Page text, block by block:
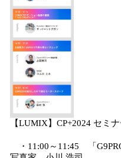
【LUMIX】CP+2024 セミ
・11:00～11:45 「